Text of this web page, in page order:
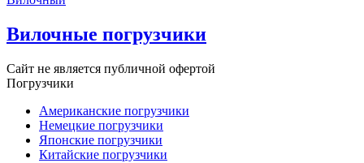
Вилочные погрузчики
Сайт не является публичной офертой
Погрузчики
Американские погрузчики
Немецкие погрузчики
Японские погрузчики
Китайские погрузчики